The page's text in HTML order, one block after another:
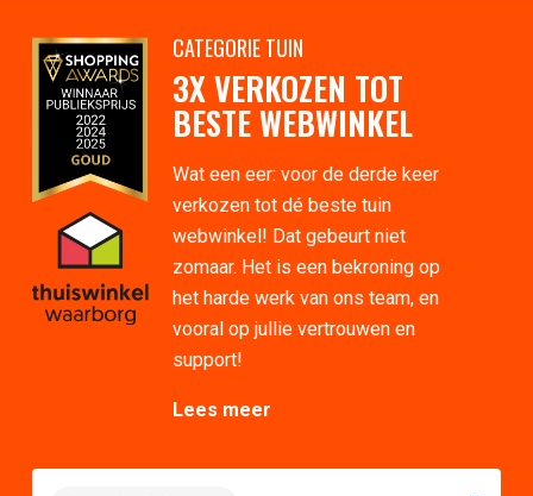
CATEGORIE TUIN
3X VERKOZEN TOT
BESTE WEBWINKEL
Wat een eer: voor de derde keer
verkozen tot dé beste tuin
webwinkel! Dat gebeurt niet
zomaar. Het is een bekroning op
het harde werk van ons team, en
vooral op jullie vertrouwen en
support!
Lees meer